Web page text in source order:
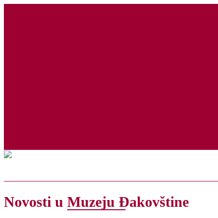
Novosti u Muzeju Đakovštine